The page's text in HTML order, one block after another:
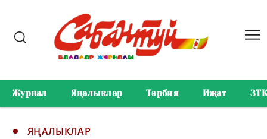
Журнал Яңалыклар Тәрбия Иҗат ЗТК
ЯҢАЛЫКЛАР